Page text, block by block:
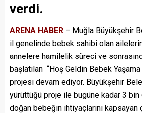
verdi.
ARENA HABER – Muğla Büyükşehir
il genelinde bebek sahibi olan
annelere hamilelik süreci ve
başlatılan “Hoş Geldin Bebek Yaşama
projesi devam ediyor. Büyükşehir
yürüttüğü proje ile bugüne kadar 3
doğan bebeğin ihtiyaçlarını kapsayan